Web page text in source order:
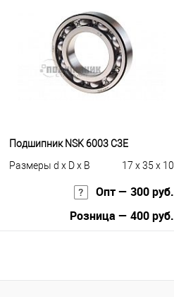
В избранное
Под заказ
Подшипник NSK 6003 C3E
Размеры d x D x B
17 x 35 x 10
Опт — 300 руб.
Розница — 400 руб.